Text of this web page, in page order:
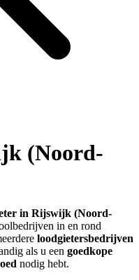
(Noord-
in Rijswijk (Noord-
in en rond
loodgietersbedrijven
als u een goedkope
nodig hebt.